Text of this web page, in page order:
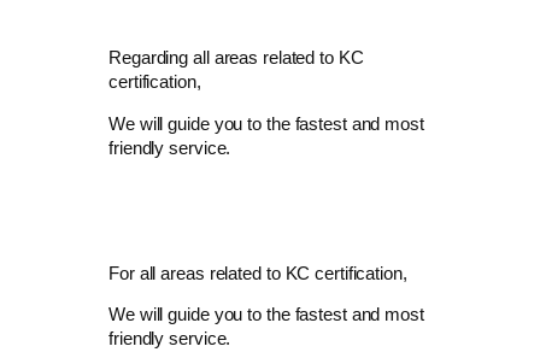
Regarding all areas related to KC
certification,
We will guide you to the fastest and most
friendly service.
For all areas related to KC certification,
We will guide you to the fastest and most
friendly service.